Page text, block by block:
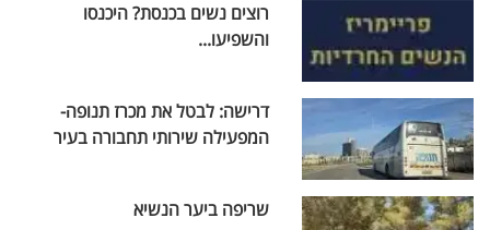
רוצים נשים בכנסת? היכנסו
והשפיעו...
דרישה: לבטל את מכרז תנופה-
המפעילה שירותי תחבורה בעיר
שריפה ביער הנשיא